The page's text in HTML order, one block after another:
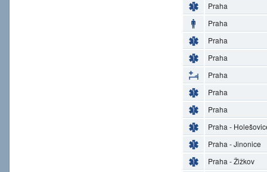
Praha
Praha
Praha
Praha
Praha
Praha
Praha
Praha -
Praha - Jinonice
Praha - Žižkov